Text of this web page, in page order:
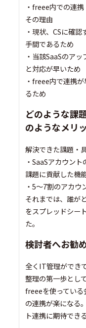
・freee内での連携
その理由
・現状、CSに確
手間であるため
・当該SaaSのア
と対応が早いため
・freee内で連携
るため
どのような課
のようなメリ
解決できた課題・
・SaaSアカウン
課題に貢献した機
・5〜7割のアカウ
それまでは、誰が
をスプレッドシー
た。
検討者へお勧
全くIT管理ができ
整理の第一歩とし
freeeを使っている
の連携が楽になる
ト連携に期待できる